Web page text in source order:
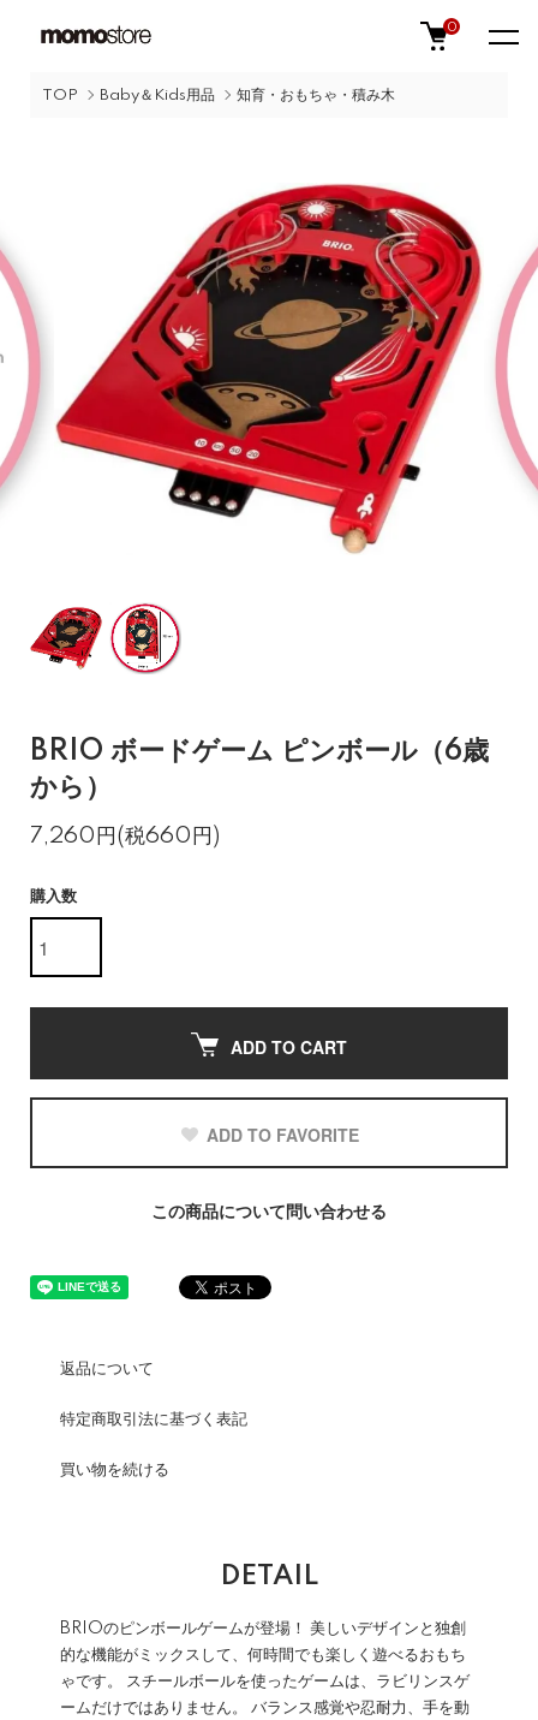
0
TOP Baby＆Kids用品 知育・おもちゃ・積み木
BRIO ボードゲーム ピンボール（6歳
から）
7,260円(税660円)
購入数
ADD TO CART
ADD TO FAVORITE
この商品について問い合わせる
返品について
特定商取引法に基づく表記
買い物を続ける
DETAIL
BRIOのピンボールゲームが登場！ 美しいデザインと独創
的な機能がミックスして、何時間でも楽しく遊べるおもち
ゃです。 スチールボールを使ったゲームは、ラビリンスゲ
ームだけではありません。 バランス感覚や忍耐力、手を動